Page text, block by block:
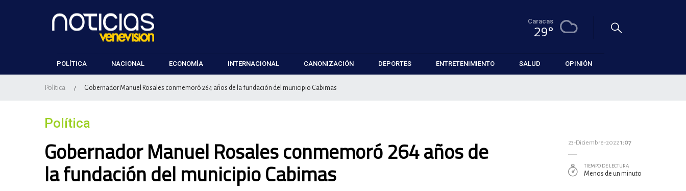
Caracas
29°
POLÍTICA NACIONAL ECONOMÍA INTERNACIONAL CANONIZACIÓN DEPORTES ENTRETENIMIENTO SALUD OPINIÓN
Política / Gobernador Manuel Rosales conmemoró 264 años de la fundación del municipio Cabimas
Política
Gobernador Manuel Rosales conmemoró 264 años de
la fundación del municipio Cabimas
23-Diciembre-20221:07
TIEMPO DE LECTURA
Menos de un minuto